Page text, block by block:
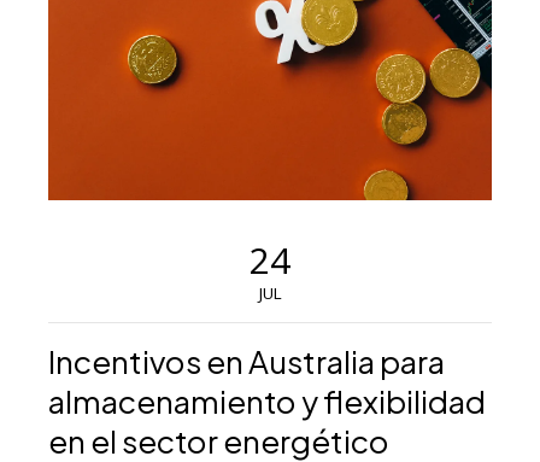
24
JUL
Incentivos en Australia para
almacenamiento y flexibilidad
en el sector energético